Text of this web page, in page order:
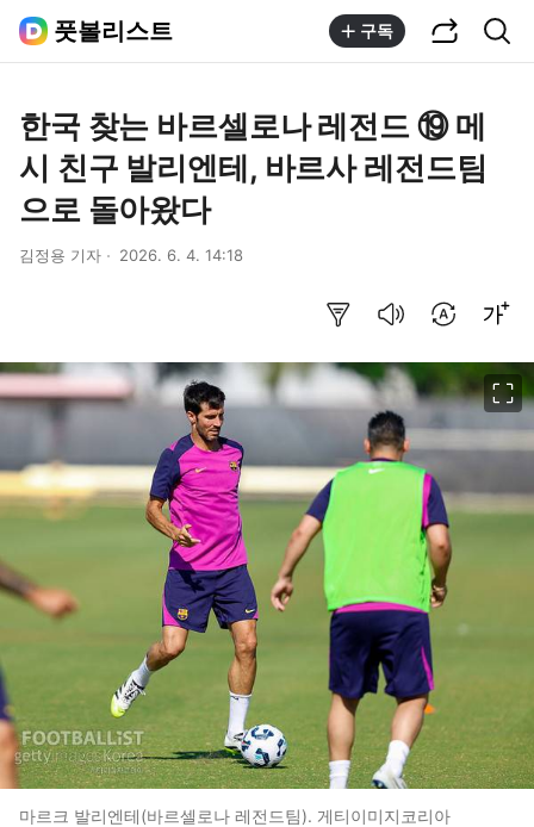
풋볼리스트 구독
한국 찾는 바르셀로나 레전드 ⑲ 메
시 친구 발리엔테, 바르사 레전드팀
으로 돌아왔다
김정용 기자 2026. 6. 4. 14:18
마르크 발리엔테(바르셀로나 레전드팀). 게티이미지코리아